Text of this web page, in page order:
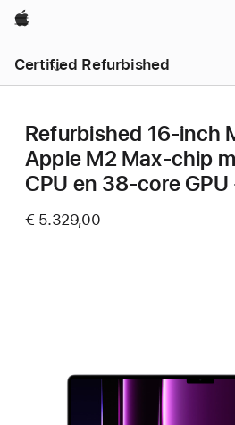
Apple
Certified Refurbished
Refurbished 16-inch
Apple M2 Max-chip
CPU en 38‑core
€ 5.329,00